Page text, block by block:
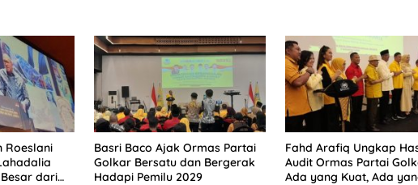
Roeslani
dari
Basri Baco Ajak Ormas Partai
Golkar Bersatu dan Bergerak
Hadapi Pemilu 2029
Fahd Arafiq Ungkap
Audit Ormas Partai
Ada yang Kuat, Ada